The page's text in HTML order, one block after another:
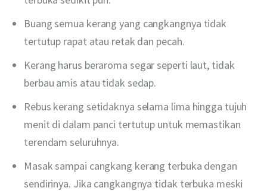
Buang semua kerang yang cangkangnya tidak
tertutup rapat atau retak dan pecah.
Kerang harus beraroma segar seperti laut, tidak
berbau amis atau tidak sedap.
Rebus kerang setidaknya selama lima hingga tujuh
menit di dalam panci tertutup untuk memastikan
terendam seluruhnya.
Masak sampai cangkang kerang terbuka dengan
sendirinya. Jika cangkangnya tidak terbuka meski